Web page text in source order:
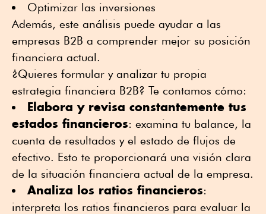
Optimizar las inversiones
Además, este análisis puede ayudar a las
empresas B2B a comprender mejor su posición
financiera actual.
¿Quieres formular y analizar tu propia
estrategia financiera B2B? Te contamos cómo:
Elabora y revisa constantemente tus
estados financieros: examina tu balance, la
cuenta de resultados y el estado de flujos de
efectivo. Esto te proporcionará una visión clara
de la situación financiera actual de la empresa.
Analiza los ratios financieros:
interpreta los ratios financieros para evaluar la